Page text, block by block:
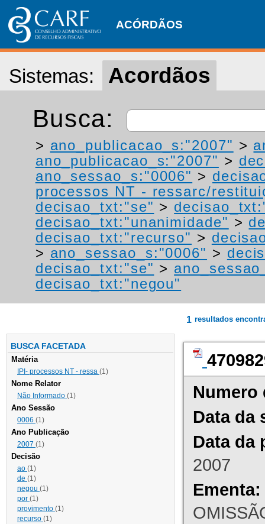
ACÓRDÃOS
Sistemas: Acordãos
Busca:
> ano_publicacao_s:"2007" >
ano_publicacao_s:"2007" >
ano_sessao_s:"0006" >
processos NT - ressarc/
decisao_txt:"se" >
decisao_txt:"unanimidade" >
decisao_txt:"recurso" >
> ano_sessao_s:"0006" >
decisao_txt:"se" >
decisao_txt:"negou"
BUSCA FACETADA
Matéria
IPI- processos NT - ressa (1)
Nome Relator
Não Informado (1)
Ano Sessão
0006 (1)
Ano Publicação
2007 (1)
Decisão
ao (1)
de (1)
negou (1)
por (1)
provimento (1)
recurso (1)
1 resultados
Numero
Data da
Data da
2007
Ementa: